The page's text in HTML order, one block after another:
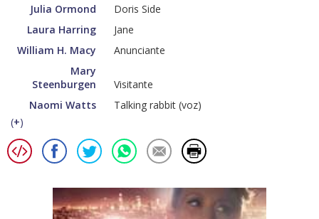
Julia Ormond
Doris Side
Laura Harring
Jane
William H. Macy
Anunciante
Mary
Steenburgen
Visitante
Naomi Watts
Talking rabbit (voz)
(+)